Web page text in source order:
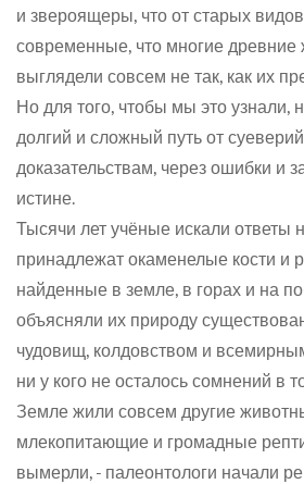
и звероящеры, что от старых
современные, что многие
выглядели совсем не так, как их
Но для того, чтобы мы это узнали,
долгий и сложный путь от
доказательствам, через ошибки и
истине.
Тысячи лет учёные искали ответы
принадлежат окаменелые кости и
найденные в земле, в горах и на
объясняли их природу
чудовищ, колдовством и
ни у кого не осталось сомнений в
Земле жили совсем другие
млекопитающие и громадные
вымерли, - палеонтологи начали
Confirm
Are you 18 years old
No, I'm not